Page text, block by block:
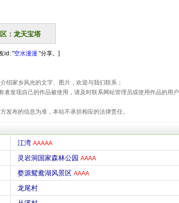
：龙天宝塔
id: "空水漫漫 "分享。]
绍家乡风光的文字、图片，欢迎与我们联系；
发现自己的作品被使用，请及时联系网站管理员或使用作品的用户
发布的信息为准，本站不承担相应的法律责任。
江湾 AAAAA
灵岩洞国家森林公园 AAAA
婺源鸳鸯湖风景区 AAAA
龙尾村